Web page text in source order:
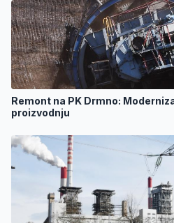
Remont na PK Drmno:
proizvodnju